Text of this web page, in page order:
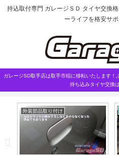
持込取付専門 ガレージＳＤ タイヤ交換
ーライフを格安サ
ガレージSD取手店は取手市稲に移転いたします
持ち込みタイヤ交換
外装部品取り付け